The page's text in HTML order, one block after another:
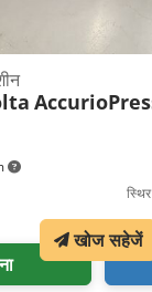
खोज सहेजें